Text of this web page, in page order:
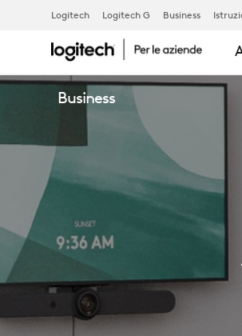
PER
LE
AZIENDE
Logitech Logitech G Business
Business